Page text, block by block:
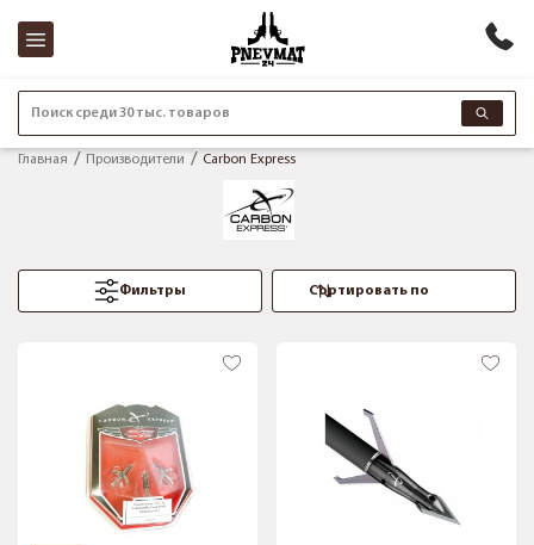
Поиск среди 30 тыс. товаров
Главная Производители Carbon Express
Фильтры